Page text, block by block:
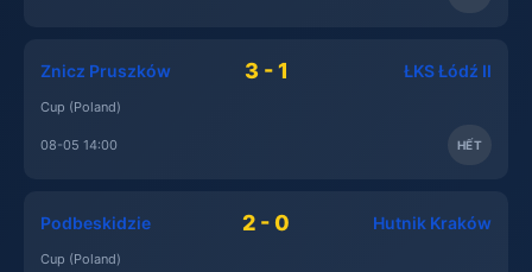
Znicz Pruszków 3 - 1 ŁKS Łódź II
Cup (Poland)
08-05 14:00 HẾT
Podbeskidzie 2 - 0 Hutnik Kraków
Cup (Poland)